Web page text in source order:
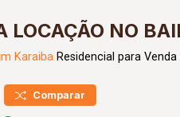
LOCAÇÃO NO
Karaiba Residencial para
Comparar